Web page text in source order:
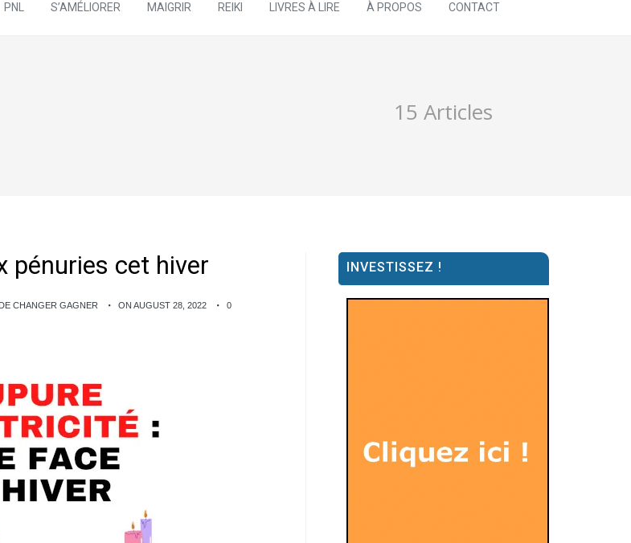
PNL S’AMÉLIORER MAIGRIR REIKI LIVRES À LIRE À PROPOS CONTACT
15 Articles
pénuries cet hiver
CHANGER GAGNER ON AUGUST 28, 2022 0
INVESTISSEZ !